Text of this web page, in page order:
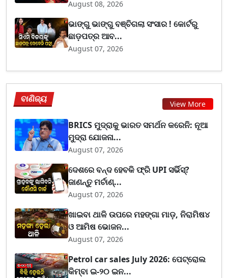
August 08, 2026
ଭାଙ୍ଗୁ ଭାଙ୍ଗୁ ବଞ୍ଚିଗଲା ସଂସାର ! କୋର୍ଟରୁ
ଛାଡ଼ପତ୍ର ଆବ...
August 07, 2026
ବାଣିଜ୍ୟ View More
BRICS ମୁଦ୍ରାକୁ ଭାରତ ସମର୍ଥନ କରେନି: ନୂଆ
ମୁଦ୍ରା ଯୋଜନା...
August 07, 2026
ଦେଶରେ ବନ୍ଦ ହେବକି ଫ୍ରି UPI ସର୍ଭିସ୍?
ଜାଣନ୍ତୁ ମର୍ଚାଣ୍...
August 07, 2026
ଖାଇବା ଥାଳି ଉପରେ ମହଙ୍ଗା ମାଡ଼, ନିରାମିଷ୪
ଓ ଆମିଷ ଭୋଜନ...
August 07, 2026
Petrol car sales July 2026: ପେଟ୍ରୋଲ
କିମ୍ବା ଇ-୨୦ ଇନ...